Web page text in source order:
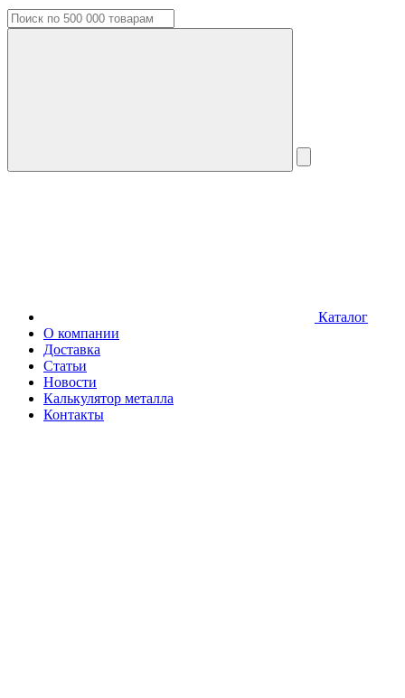
Каталог
О компании
Доставка
Статьи
Новости
Калькулятор металла
Контакты